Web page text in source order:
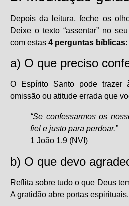
Depois da leitura, feche os
Deixe o texto “assentar” no
com estas 4 perguntas bíblicas:
a) O que preciso
O Espírito Santo pode trazer
omissão ou atitude errada que
“Se confessarmos os
fiel e justo para perdoar.”
1 João 1.9 (NVI)
b) O que devo
Reflita sobre tudo o que Deus
A gratidão abre portas espirituais.